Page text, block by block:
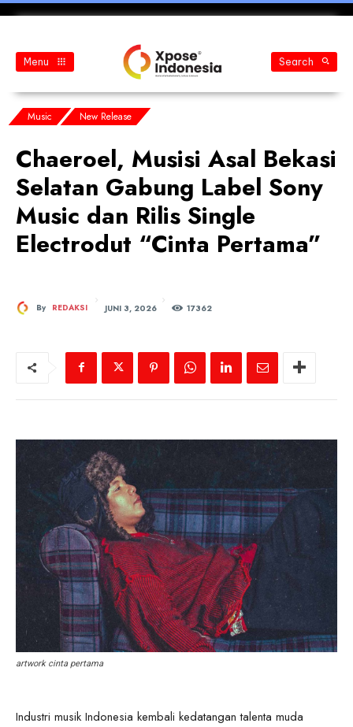
Menu Search
Music New Release
Chaeroel, Musisi Asal Bekasi
Selatan Gabung Label Sony
Music dan Rilis Single
Electrodut “Cinta Pertama”
By REDAKSI JUNI 3, 2026 17362
artwork cinta pertama
Industri musik Indonesia kembali kedatangan talenta muda